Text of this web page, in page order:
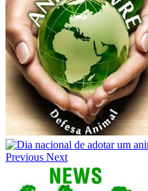
Previous Next